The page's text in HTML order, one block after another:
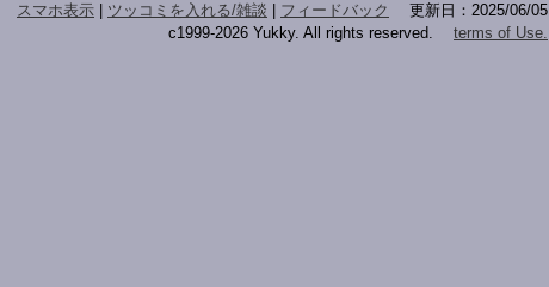
スマホ表示 ツッコミを入れる/雑談 フィードバック
更新日：2025/06/05
c1999-2026 Yukky. All rights reserved. terms of Use.